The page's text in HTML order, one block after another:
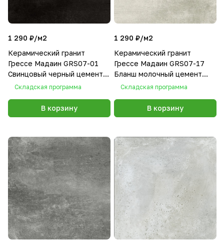
1 290 ₽/м2
Керамический гранит
Грессе Мадаин GRS07-01
Свинцовый черный цемент
600x600x10
Складская программа
В корзину
1 290 ₽/м2
Керамический гранит
Грессе Мадаин GRS07-17
Бланш молочный цемент
600x600x10
Складская программа
В корзину